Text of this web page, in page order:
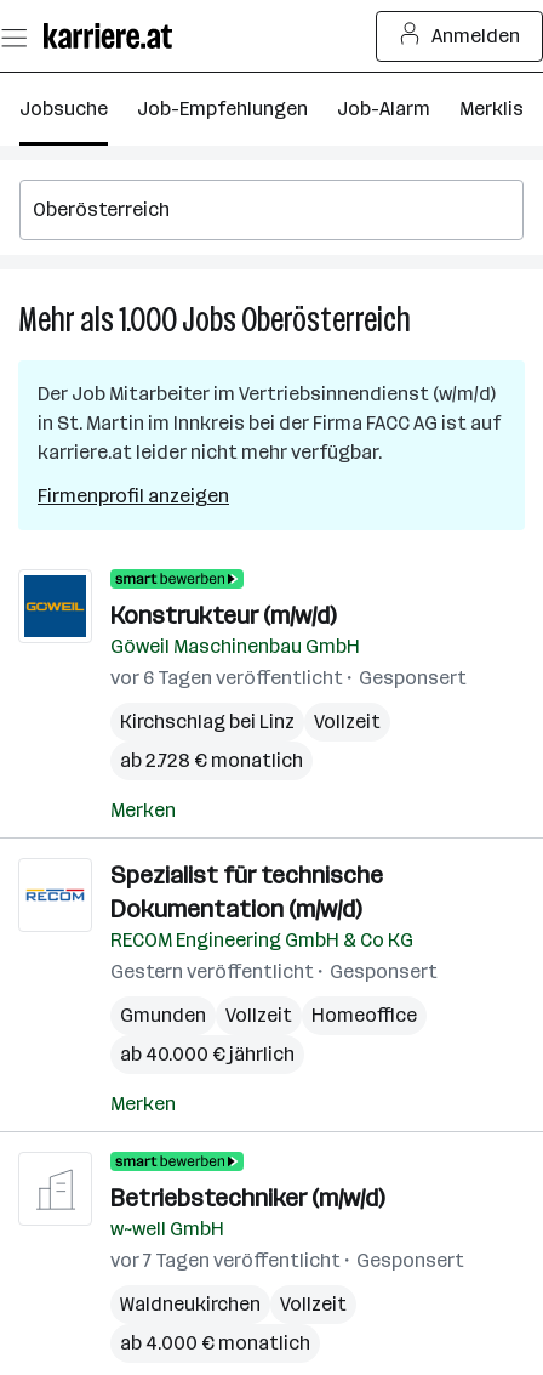
Seiteninhalt
springen
Anmelden
Jobsuche Job-Empfehlungen Job-Alarm Merkliste
Mehr als 1.000JobsOberösterreich
Jobs
in
Der Job Mitarbeiter im Vertriebsinnendienst (w/m/d)
in St. Martin im Innkreis bei der Firma FACC AG ist auf
karriere.at leider nicht mehr verfügbar.
Firmenprofil anzeigen
Konstrukteur (m/w/d)
Göweil Maschinenbau GmbH
vor 6 Tagen veröffentlicht
Gesponsert
Kirchschlag bei Linz
Vollzeit
ab 2.728 € monatlich
Merken
Spezialist für technische
Dokumentation (m/w/d)
RECOM Engineering GmbH & Co KG
Gestern veröffentlicht
Gesponsert
Gmunden
Vollzeit
Homeoffice
ab 40.000 € jährlich
Merken
Betriebstechniker (m/w/d)
w~well GmbH
vor 7 Tagen veröffentlicht
Gesponsert
Waldneukirchen
Vollzeit
ab 4.000 € monatlich